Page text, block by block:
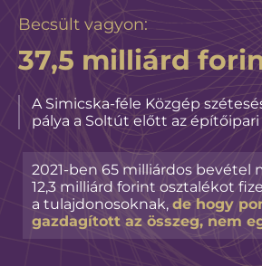
Becsült vagyon:
37,5 milliárd
A Simicska-féle Közgép
pálya a Soltút előtt az
2021-ben 65 milliárdos bevétel
12,3 milliárd forint osztalékot
a tulajdonosoknak, de hogy
gazdagított az összeg, nem